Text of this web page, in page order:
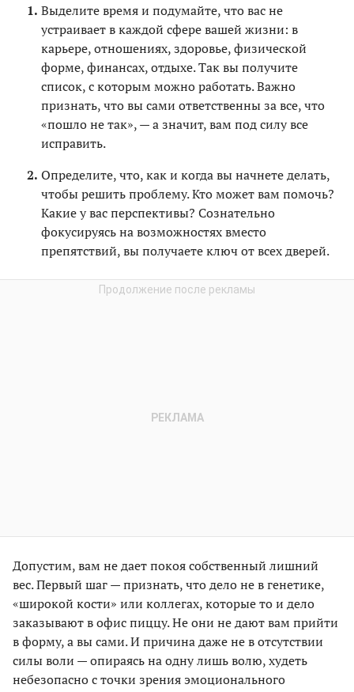
Выделите время и подумайте, что вас не
устраивает в каждой сфере вашей жизни: в
карьере, отношениях, здоровье, физической
форме, финансах, отдыхе. Так вы получите
список, с которым можно работать. Важно
признать, что вы сами ответственны за все, что
«пошло не так», — а значит, вам под силу все
исправить.
Определите, что, как и когда вы начнете делать,
чтобы решить проблему. Кто может вам помочь?
Какие у вас перспективы? Сознательно
фокусируясь на возможностях вместо
препятствий, вы получаете ключ от всех дверей.
Допустим, вам не дает покоя собственный лишний
вес. Первый шаг — признать, что дело не в генетике,
«широкой кости» или коллегах, которые то и дело
заказывают в офис пиццу. Не они не дают вам прийти
в форму, а вы сами. И причина даже не в отсутствии
силы воли — опираясь на одну лишь волю, худеть
небезопасно с точки зрения эмоционального